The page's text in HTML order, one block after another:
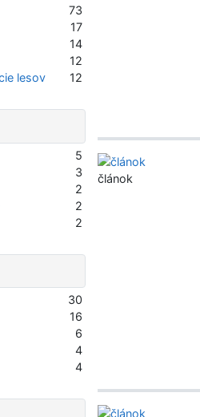
článok
73
17
14
12
lesov
12
5
3
2
2
2
30
16
6
4
4